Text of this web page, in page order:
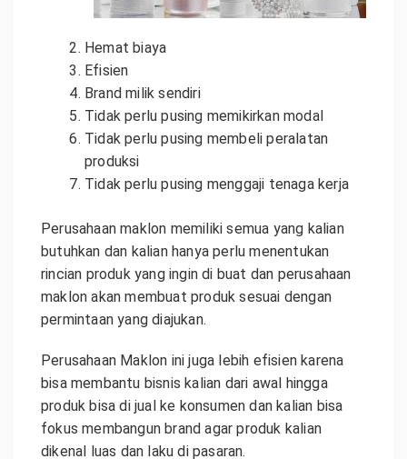
Hemat biaya
Efisien
Brand milik sendiri
Tidak perlu pusing memikirkan modal
Tidak perlu pusing membeli peralatan
produksi
Tidak perlu pusing menggaji tenaga kerja
Perusahaan maklon memiliki semua yang kalian
butuhkan dan kalian hanya perlu menentukan
rincian produk yang ingin di buat dan perusahaan
maklon akan membuat produk sesuai dengan
permintaan yang diajukan.
Perusahaan Maklon ini juga lebih efisien karena
bisa membantu bisnis kalian dari awal hingga
produk bisa di jual ke konsumen dan kalian bisa
fokus membangun brand agar produk kalian
dikenal luas dan laku di pasaran.